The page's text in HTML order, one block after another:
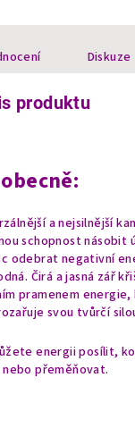
Diskuze
produktu
a nejsilnější
schopnost násobit
odebrat negativní
Čirá a jasná zář
pramenem
svou tvůrčí
energii posílit,
přeměňovat.